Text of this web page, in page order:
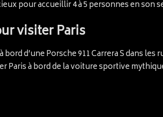
pour accueillir 4 à 5 personnes en son
visiter Paris
d’une Porsche 911 Carrera S dans les
Paris à bord de la voiture sportive